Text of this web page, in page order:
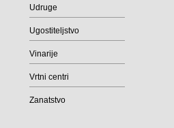
Udruge
Ugostiteljstvo
Vinarije
Vrtni centri
Zanatstvo